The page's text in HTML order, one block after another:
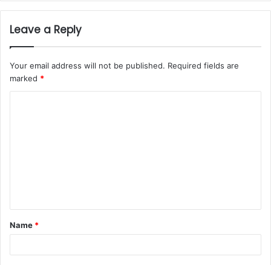
Leave a Reply
Your email address will not be published. Required fields are
marked *
t
*
Name *